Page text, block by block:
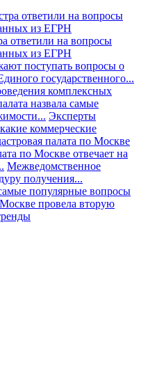
ответили на вопросы
из ЕГРН
поступать вопросы о
государственного...
комплексных
назвала самые
Эксперты
коммерческие
палата по Москве
по Москве отвечает на
Межведомственное
получения...
популярные вопросы
провела вторую